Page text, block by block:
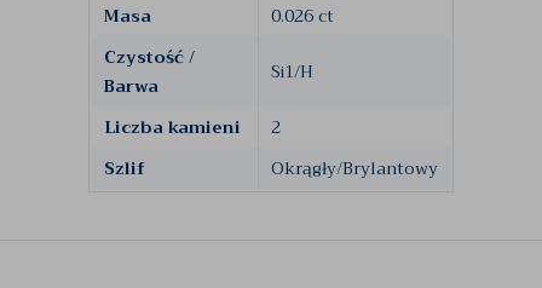
Masa
0.026 ct
Czystość /
Barwa
Si1/H
Liczba kamieni
2
Szlif
Okrągły/Brylantowy